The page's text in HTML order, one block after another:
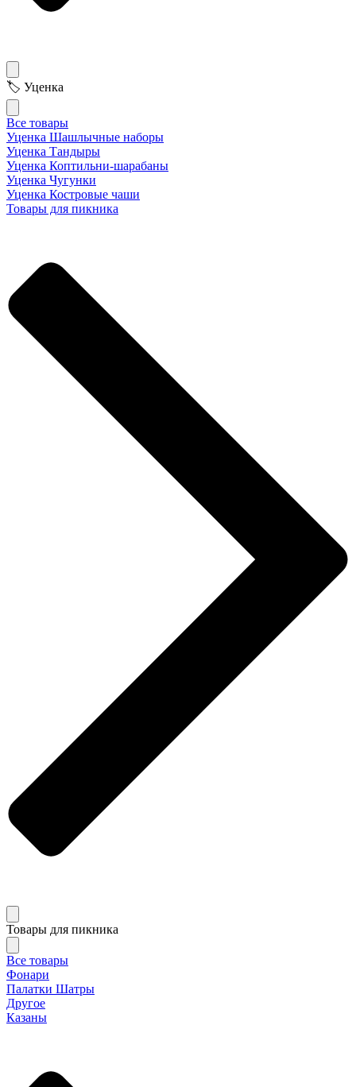
🏷 Уценка
Все товары
Уценка Шашлычные наборы
Уценка Тандыры
Уценка Коптильни-шарабаны
Уценка Чугунки
Уценка Костровые чаши
Товары для пикника
Товары для пикника
Все товары
Фонари
Палатки Шатры
Другое
Казаны